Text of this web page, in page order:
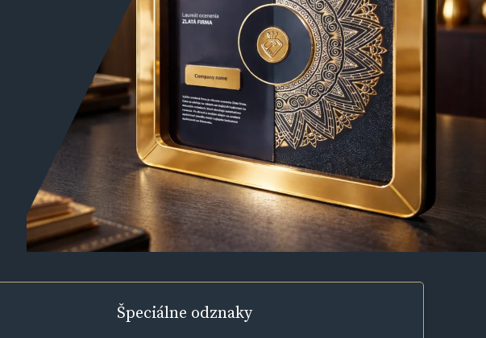
Špeciálne odznaky